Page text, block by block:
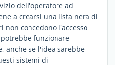
dell'operatore ad
a crearsi una lista nera di
non concedono l'accesso
funzionare
anche se l'idea sarebbe
sistemi di